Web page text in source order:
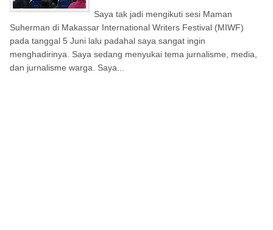
Saya tak jadi mengikuti sesi Maman
Suherman di Makassar International Writers Festival (MIWF)
pada tanggal 5 Juni lalu padahal saya sangat ingin
menghadirinya. Saya sedang menyukai tema jurnalisme, media,
dan jurnalisme warga. Saya...